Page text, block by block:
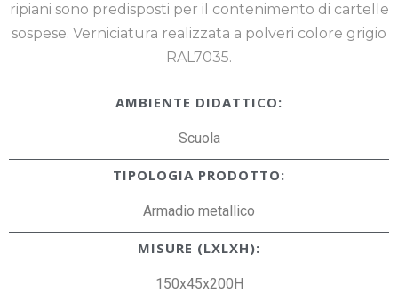
ripiani sono predisposti per il contenimento di cartelle
sospese. Verniciatura realizzata a polveri colore grigio
RAL7035.
AMBIENTE DIDATTICO:
Scuola
TIPOLOGIA PRODOTTO:
Armadio metallico
MISURE (LXLXH):
150x45x200H